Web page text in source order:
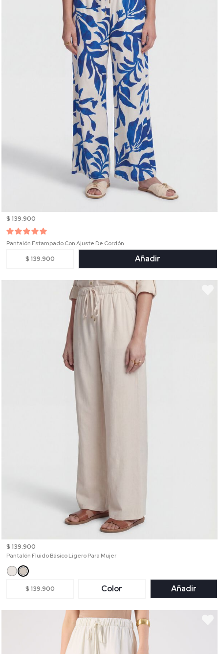
$ 139.900
Pantalón Estampado Con Ajuste De Cordón
$ 139.900 Añadir
$ 139.900
Pantalón Fluido Básico Ligero Para Mujer
$ 139.900 Color Añadir